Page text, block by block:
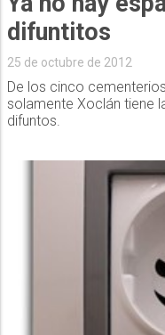
difuntitos
25 de octubre de 2012
De los cinco
solamente Xoclán tiene
difuntos.